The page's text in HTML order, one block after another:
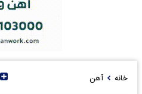
خانه آهن